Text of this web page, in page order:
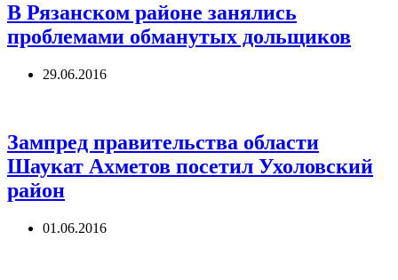
В Рязанском районе занялись
проблемами обманутых дольщиков
29.06.2016
Зампред правительства области
Шаукат Ахметов посетил Ухоловский
район
01.06.2016